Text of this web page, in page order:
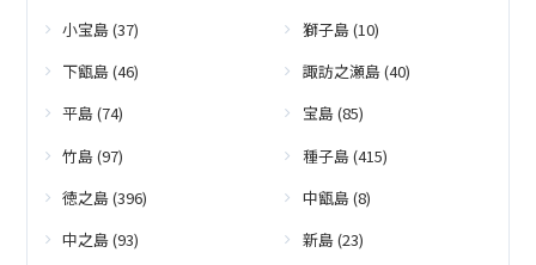
小宝島 (37)
獅子島 (10)
下甑島 (46)
諏訪之瀬島 (40)
平島 (74)
宝島 (85)
竹島 (97)
種子島 (415)
徳之島 (396)
中甑島 (8)
中之島 (93)
新島 (23)